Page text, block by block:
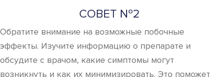
СОВЕТ №2
Обратите внимание на возможные побочные
эффекты. Изучите информацию о препарате и
обсудите с врачом, какие симптомы могут
возникнуть и как их минимизировать. Это поможет